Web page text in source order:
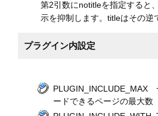
第2引数にnotitleを指定すると
示を抑制します。titleはその逆
プラグイン内設定
PLUGIN_INCLUDE_MAX
ードできるページの最大数